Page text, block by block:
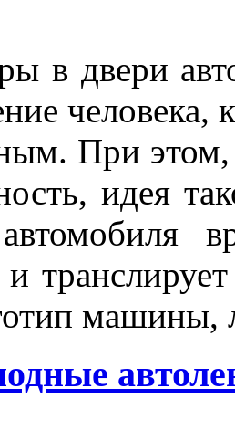
в двери
человека,
При этом,
идея
машины,